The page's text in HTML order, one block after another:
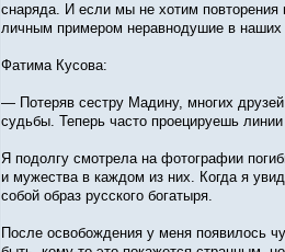
снаряда. И если мы не хотим
личным примером неравнодушие в наших
Фатима Кусова:
— Потеряв сестру Мадину, многих
судьбы. Теперь часто проецируешь
Я подолгу смотрела на фотографии
и мужества в каждом из них. Когда я
собой образ русского богатыря.
После освобождения у меня появилось